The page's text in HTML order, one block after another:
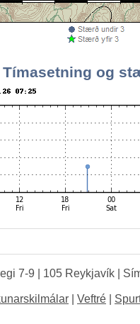
Tímasetning og
7-9 | 105 Reykjavík |
Veftré